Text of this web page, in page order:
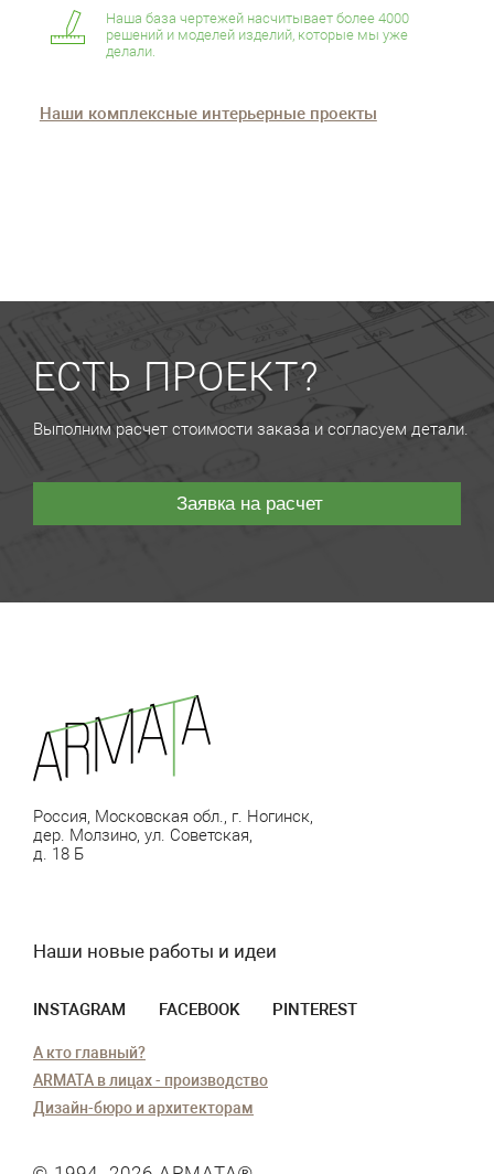
Наша база чертежей насчитывает более 4000
решений и моделей изделий, которые мы уже
делали.
Наши комплексные интерьерные проекты
ЕСТЬ ПРОЕКТ?
Выполним расчет стоимости заказа и согласуем детали.
Заявка на расчет
Россия, Московская обл., г. Ногинск,
дер. Молзино, ул. Советская,
д. 18 Б
Наши новые работы и идеи
INSTAGRAM FACEBOOK PINTEREST
А кто главный?
ARMATA в лицах - производство
Дизайн-бюро и архитекторам